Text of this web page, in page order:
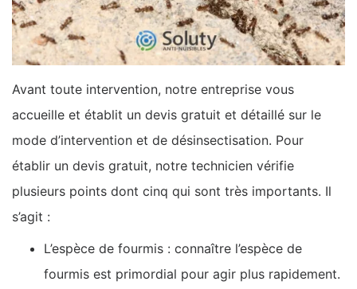
Avant toute intervention, notre entreprise vous
accueille et établit un devis gratuit et détaillé sur le
mode d’intervention et de désinsectisation. Pour
établir un devis gratuit, notre technicien vérifie
plusieurs points dont cinq qui sont très importants. Il
s’agit :
L’espèce de fourmis : connaître l’espèce de
fourmis est primordial pour agir plus rapidement.